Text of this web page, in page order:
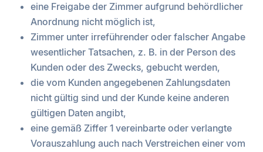
eine Freigabe der Zimmer aufgrund behördlicher
Anordnung nicht möglich ist,
Zimmer unter irreführender oder falscher Angabe
wesentlicher Tatsachen, z. B. in der Person des
Kunden oder des Zwecks, gebucht werden,
die vom Kunden angegebenen Zahlungsdaten
nicht gültig sind und der Kunde keine anderen
gültigen Daten angibt,
eine gemäß Ziffer 1 vereinbarte oder verlangte
Vorauszahlung auch nach Verstreichen einer vom